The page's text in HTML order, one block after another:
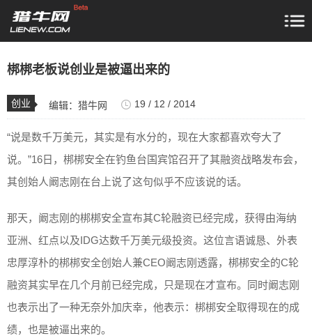
梆梆老板说创业是被逼出来的
创业 编辑： 猎牛网 19 / 12 / 2014
“说是数千万美元，其实是有水分的，现在大家都喜欢夸大了
说。”16日，梆梆安全在钓鱼台国宾馆召开了其融资战略发布会，
其创始人阚志刚在台上说了这句似乎不应该说的话。
那天，阚志刚的梆梆安全宣布其C轮融资已经完成，获得由海纳
亚洲、红点以及IDG达数千万美元级投资。这位言语诚恳、外表
忠厚淳朴的梆梆安全创始人兼CEO阚志刚透露，梆梆安全的C轮
融资其实早在几个月前已经完成，只是现在才宣布。同时阚志刚
也表示出了一种无奈外加庆幸，他表示：梆梆安全取得现在的成
绩，也是被逼出来的。